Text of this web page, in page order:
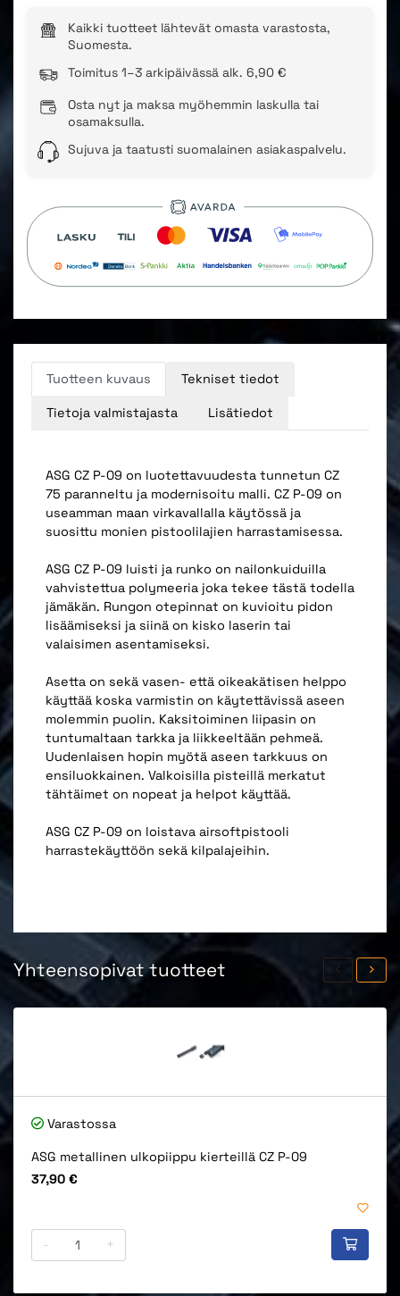
Kaikki tuotteet lähtevät omasta varastosta,
Suomesta.
Toimitus 1–3 arkipäivässä alk. 6,90 €
Osta nyt ja maksa myöhemmin laskulla tai
osamaksulla.
Sujuva ja taatusti suomalainen asiakaspalvelu.
Tuotteen kuvaus Tekniset tiedot
Tietoja valmistajasta Lisätiedot
ASG CZ P-09 on luotettavuudesta tunnetun CZ
75 paranneltu ja modernisoitu malli. CZ P-09 on
useamman maan virkavallalla käytössä ja
suosittu monien pistoolilajien harrastamisessa.
ASG CZ P-09 luisti ja runko on nailonkuiduilla
vahvistettua polymeeria joka tekee tästä todella
jämäkän. Rungon otepinnat on kuvioitu pidon
lisäämiseksi ja siinä on kisko laserin tai
valaisimen asentamiseksi.
Asetta on sekä vasen- että oikeakätisen helppo
käyttää koska varmistin on käytettävissä aseen
molemmin puolin. Kaksitoiminen liipasin on
tuntumaltaan tarkka ja liikkeeltään pehmeä.
Uudenlaisen hopin myötä aseen tarkkuus on
ensiluokkainen. Valkoisilla pisteillä merkatut
tähtäimet on nopeat ja helpot käyttää.
ASG CZ P-09 on loistava airsoftpistooli
harrastekäyttöön sekä kilpalajeihin.
Yhteensopivat tuotteet
Varastossa
ASG metallinen ulkopiippu kierteillä CZ P-09
Hinta
37,90 €
- +